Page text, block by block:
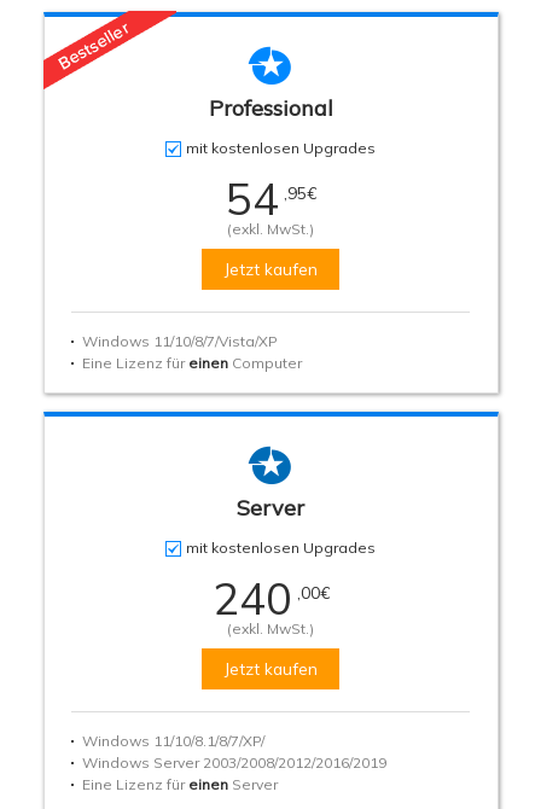

Professional
mit kostenlosen Upgrades
54 ,95€
(exkl. MwSt.)
Jetzt kaufen
Windows 11/10/8/7/Vista/XP
Eine Lizenz für einen Computer

Server
mit kostenlosen Upgrades
240 ,00€
(exkl. MwSt.)
Jetzt kaufen
Windows 11/10/8.1/8/7/XP/
Windows Server 2003/2008/2012/2016/2019
Eine Lizenz für einen Server